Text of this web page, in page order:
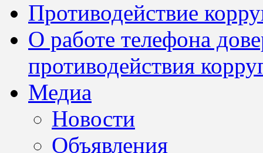
Противодействие
О работе телефона
противодействия
Медиа
Новости
Объявления